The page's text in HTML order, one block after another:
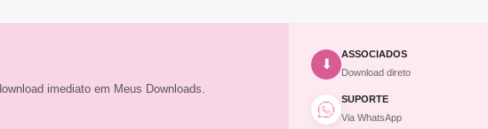
imediato em Meus Downloads.
⬇
ASSOCIADOS
Download direto
SUPORTE
Via WhatsApp